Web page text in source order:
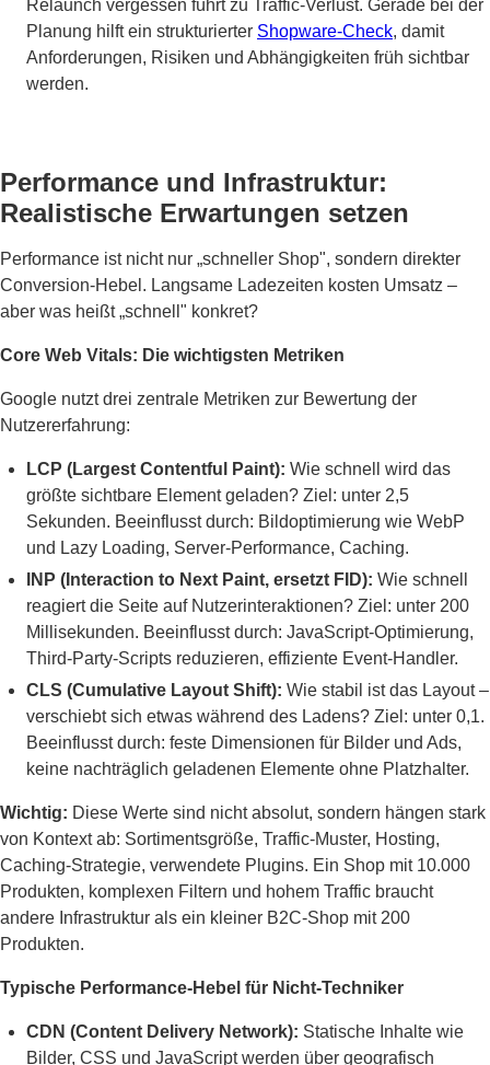
Relaunch vergessen führt zu Traffic-Verlust. Gerade bei der
Planung hilft ein strukturierter Shopware-Check, damit
Anforderungen, Risiken und Abhängigkeiten früh sichtbar
werden.
Performance und Infrastruktur:
Realistische Erwartungen setzen
Performance ist nicht nur „schneller Shop", sondern direkter
Conversion-Hebel. Langsame Ladezeiten kosten Umsatz –
aber was heißt „schnell" konkret?
Core Web Vitals: Die wichtigsten Metriken
Google nutzt drei zentrale Metriken zur Bewertung der
Nutzererfahrung:
LCP (Largest Contentful Paint): Wie schnell wird das
größte sichtbare Element geladen? Ziel: unter 2,5
Sekunden. Beeinflusst durch: Bildoptimierung wie WebP
und Lazy Loading, Server-Performance, Caching.
INP (Interaction to Next Paint, ersetzt FID): Wie schnell
reagiert die Seite auf Nutzerinteraktionen? Ziel: unter 200
Millisekunden. Beeinflusst durch: JavaScript-Optimierung,
Third-Party-Scripts reduzieren, effiziente Event-Handler.
CLS (Cumulative Layout Shift): Wie stabil ist das Layout –
verschiebt sich etwas während des Ladens? Ziel: unter 0,1.
Beeinflusst durch: feste Dimensionen für Bilder und Ads,
keine nachträglich geladenen Elemente ohne Platzhalter.
Wichtig: Diese Werte sind nicht absolut, sondern hängen stark
von Kontext ab: Sortimentsgröße, Traffic-Muster, Hosting,
Caching-Strategie, verwendete Plugins. Ein Shop mit 10.000
Produkten, komplexen Filtern und hohem Traffic braucht
andere Infrastruktur als ein kleiner B2C-Shop mit 200
Produkten.
Typische Performance-Hebel für Nicht-Techniker
CDN (Content Delivery Network): Statische Inhalte wie
Bilder, CSS und JavaScript werden über geografisch